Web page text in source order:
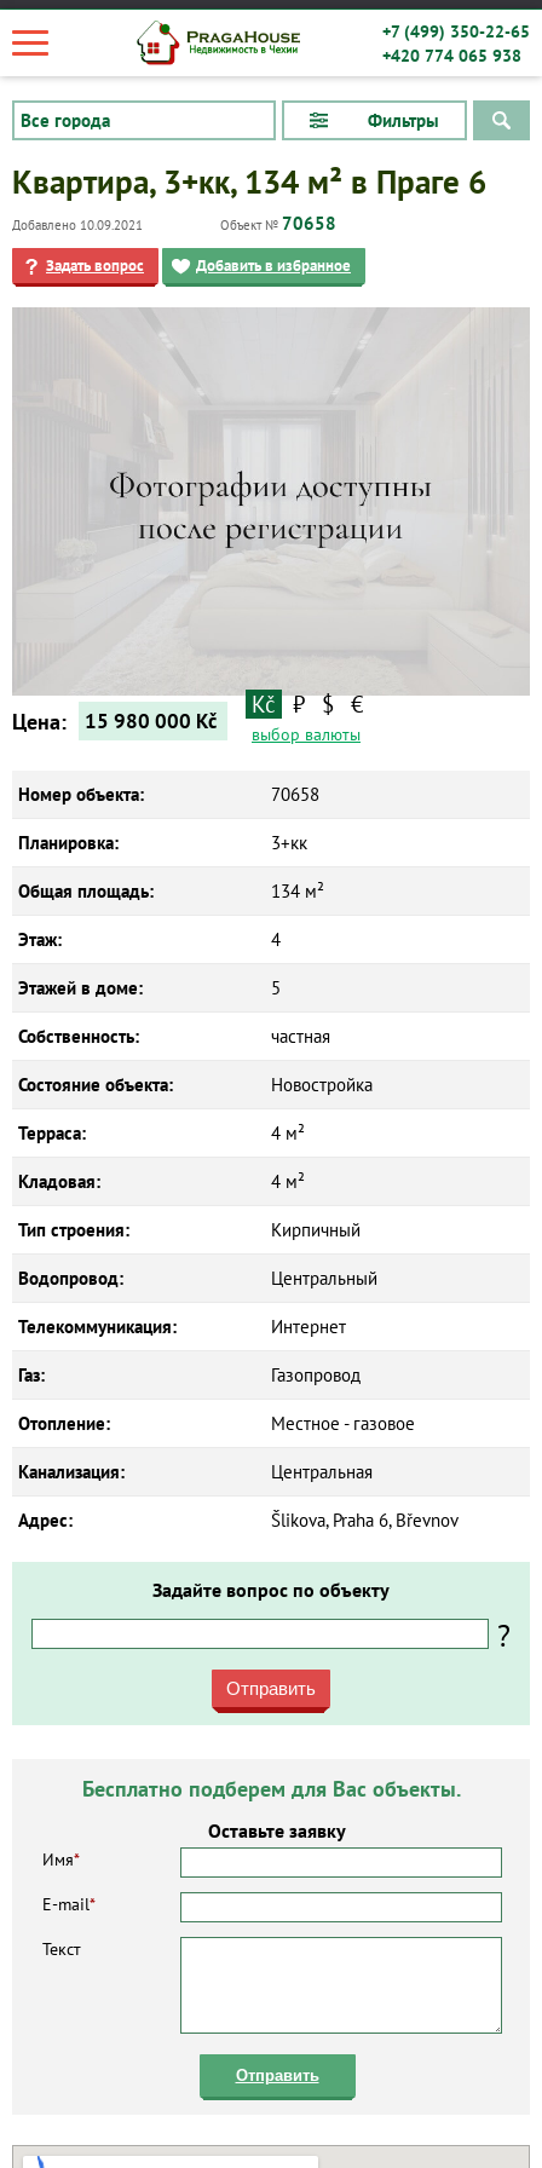
+7 (499) 350-22-65
+420 774 065 938
Фильтры
Квартира, 3+кк, 134 м² в Праге 6
Добавлено 10.09.2021 Объект № 70658
Задать вопрос Добавить в избранное
Цена: 15 980 000 Kč
Kč ₽ $ €
выбор валюты
Номер объекта: 70658
Планировка: 3+кк
Общая площадь: 134 м²
Этаж: 4
Этажей в доме: 5
Собственность: частная
Состояние объекта: Новостройка
Терраса: 4 м²
Кладовая: 4 м²
Тип строения: Кирпичный
Водопровод: Центральный
Телекоммуникация: Интернет
Газ: Газопровод
Отопление: Местное - газовое
Канализация: Центральная
Адрес: Šlikova, Praha 6, Břevnov
Задайте вопрос по объекту
?
Отправить
Бесплатно подберем для Вас объекты.
Оставьте заявку
Имя*
E-mail*
Текст
Отправить